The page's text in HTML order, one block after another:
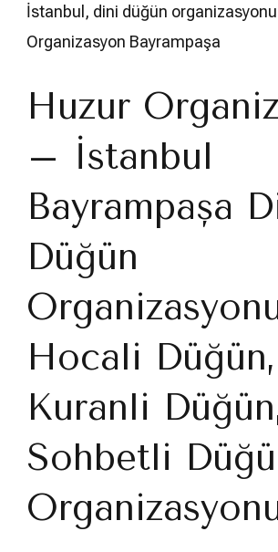
İstanbul, dini düğün
Organizasyon Bayrampaşa
Huzur
– İstanbul
Bayrampaşa
Düğün
Hocalı Düğün,
Kuranlı
Sohbetli